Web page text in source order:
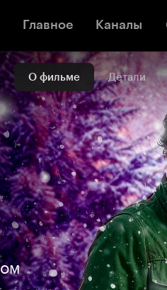
Главное Каналы
О фильме Детали